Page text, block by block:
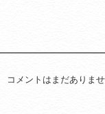
コメントはまだありませ